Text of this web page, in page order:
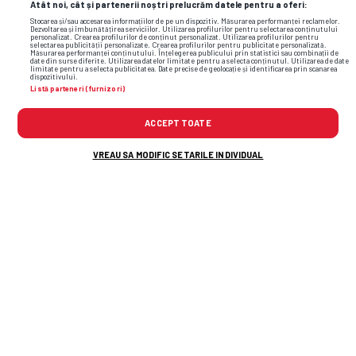
Atât noi, cât și partenerii noștri prelucrăm datele pentru a oferi:
Stocarea și/sau accesarea informațiilor de pe un dispozitiv. Măsurarea performanței reclamelor.
Dezvoltarea și îmbunătățirea serviciilor. Utilizarea profilurilor pentru selectarea conținutului
personalizat. Crearea profilurilor de conținut personalizat. Utilizarea profilurilor pentru
selectarea publicității personalizate. Crearea profilurilor pentru publicitate personalizată.
Măsurarea performanței conținutului. Înțelegerea publicului prin statistici sau combinații de
date din surse diferite. Utilizarea datelor limitate pentru a selecta conținutul. Utilizarea de date
limitate pentru a selecta publicitatea. Date precise de geolocație și identificarea prin scanarea
dispozitivului.
Listă parteneri (furnizori)
ACCEPT TOATE
VREAU SA MODIFIC SETARILE INDIVIDUAL